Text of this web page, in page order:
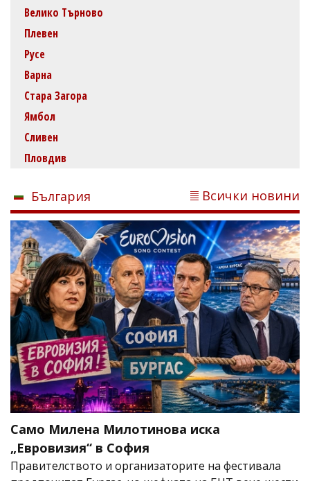
Велико Търново
Плевен
Русе
Варна
Стара Загора
Ямбол
Сливен
Пловдив
България Всички новини
Само Милена Милотинова иска
„Евровизия“ в София
Правителството и организаторите на фестивала